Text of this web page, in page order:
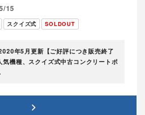
15
スクイズ式 SOLDOUT
年5月更新【ご好評につき販売終了
気機種、スクイズ式中古コンクリートポ